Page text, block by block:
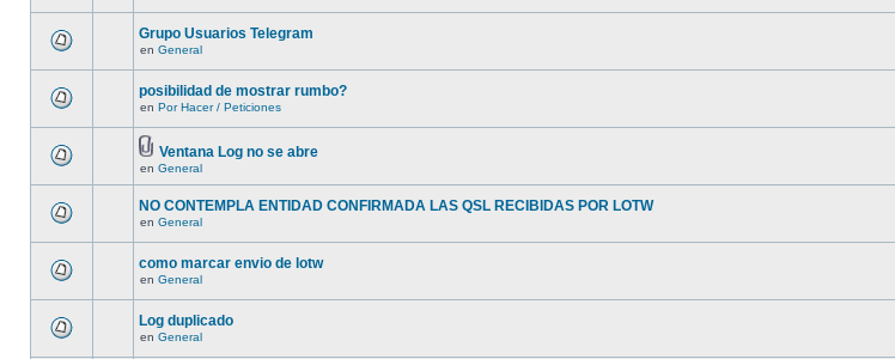
Grupo Usuarios Telegram
en General
posibilidad de mostrar rumbo?
en Por Hacer / Peticiones
Ventana Log no se abre
en General
NO CONTEMPLA ENTIDAD CONFIRMADA LAS QSL RECIBIDAS POR LOTW
en General
como marcar envio de lotw
en General
Log duplicado
en General